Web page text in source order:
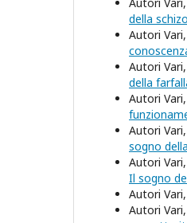
della
Autori Vari,
Autori Vari,
della
Autori Vari,
Autori Vari,
sogno
Autori Vari,
Il sogno
Autori Vari,
Autori Vari,